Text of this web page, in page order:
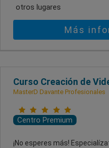
otros lugares
Más
Curso Creación de
MasterD Davante Profesionales
Centro Premium
¡No esperes más!